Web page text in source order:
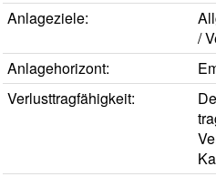
Anlageziele:
/
Anlagehorizont:
Verlusttragfähigkeit: